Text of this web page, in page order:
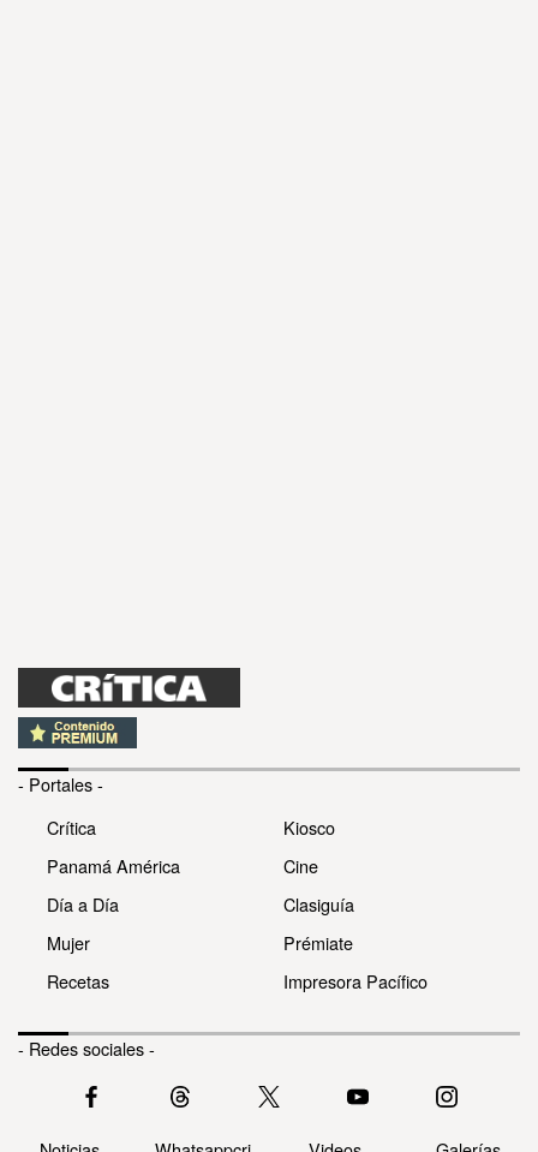
- Portales -
Crítica
Panamá América
Día a Día
Mujer
Recetas
Kiosco
Cine
Clasiguía
Prémiate
Impresora Pacífico
- Redes sociales -